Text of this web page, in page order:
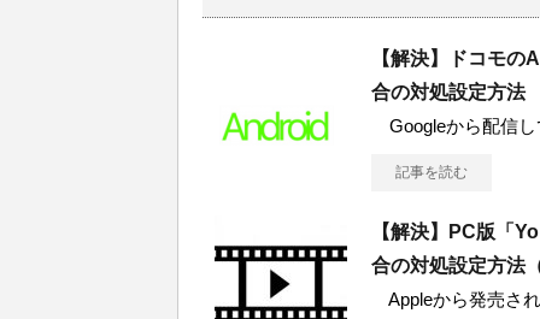
【解決】ドコモ
合の対処設定方法
Googleから配信し
記事を読む
【解決】PC版「
合の対処設定方法
Appleから発売さ